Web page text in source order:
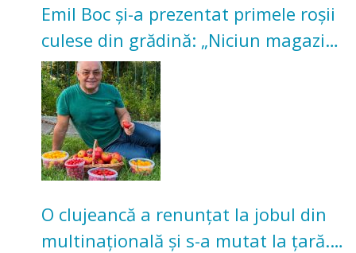
Emil Boc și-a prezentat primele roșii
culese din grădină: „Niciun magazin
nu poate oferi această satisfacție”
O clujeancă a renunțat la jobul din
multinațională și s-a mutat la țară.